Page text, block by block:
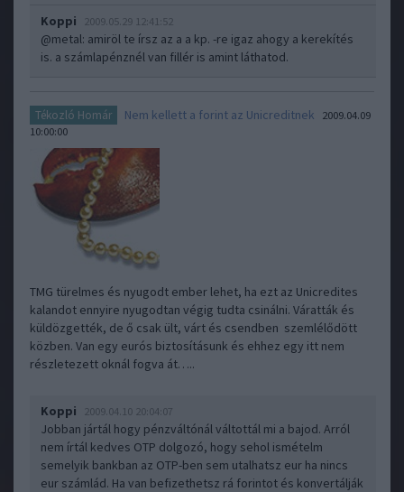
Koppi 2009.05.29 12:41:52
@metal: amiröl te írsz az a a kp. -re igaz ahogy a kerekítés
is. a számlapénznél van fillér is amint láthatod.
Tékozló Homár Nem kellett a forint az Unicreditnek
2009.04.09
10:00:00
TMG türelmes és nyugodt ember lehet, ha ezt az Unicredites
kalandot ennyire nyugodtan végig tudta csinálni. Váratták és
küldözgették, de ő csak ült, várt és csendben szemlélődött
közben. Van egy eurós biztosításunk és ehhez egy itt nem
részletezett oknál fogva át…..
Koppi 2009.04.10 20:04:07
Jobban jártál hogy pénzváltónál váltottál mi a bajod. Arról
nem írtál kedves OTP dolgozó, hogy sehol ismételm
semelyik bankban az OTP-ben sem utalhatsz eur ha nincs
eur számlád. Ha van befizethetsz rá forintot és konvertálják